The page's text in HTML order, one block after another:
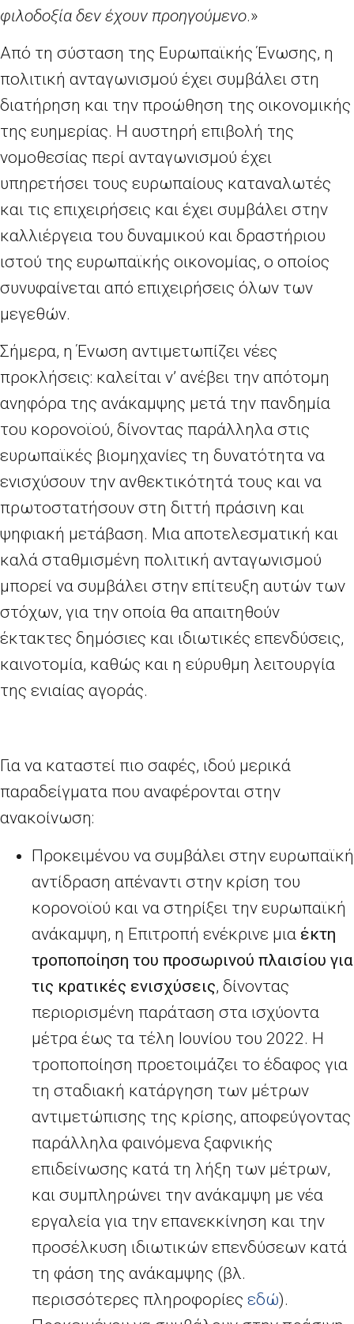
φιλοδοξία δεν έχουν προηγούμενο.»
Από τη σύσταση της Ευρωπαϊκής Ένωσης, η
πολιτική ανταγωνισμού έχει συμβάλει στη
διατήρηση και την προώθηση της οικονομικής
της ευημερίας. Η αυστηρή επιβολή της
νομοθεσίας περί ανταγωνισμού έχει
υπηρετήσει τους ευρωπαίους καταναλωτές
και τις επιχειρήσεις και έχει συμβάλει στην
καλλιέργεια του δυναμικού και δραστήριου
ιστού της ευρωπαϊκής οικονομίας, ο οποίος
συνυφαίνεται από επιχειρήσεις όλων των
μεγεθών.
Σήμερα, η Ένωση αντιμετωπίζει νέες
προκλήσεις: καλείται ν’ ανέβει την απότομη
ανηφόρα της ανάκαμψης μετά την πανδημία
του κορονοϊού, δίνοντας παράλληλα στις
ευρωπαϊκές βιομηχανίες τη δυνατότητα να
ενισχύσουν την ανθεκτικότητά τους και να
πρωτοστατήσουν στη διττή πράσινη και
ψηφιακή μετάβαση. Μια αποτελεσματική και
καλά σταθμισμένη πολιτική ανταγωνισμού
μπορεί να συμβάλει στην επίτευξη αυτών των
στόχων, για την οποία θα απαιτηθούν
έκτακτες δημόσιες και ιδιωτικές επενδύσεις,
καινοτομία, καθώς και η εύρυθμη λειτουργία
της ενιαίας αγοράς.
Για να καταστεί πιο σαφές, ιδού μερικά
παραδείγματα που αναφέρονται στην
ανακοίνωση:
Προκειμένου να συμβάλει στην ευρωπαϊκή
αντίδραση απέναντι στην κρίση του
κορονοϊού και να στηρίξει την ευρωπαϊκή
ανάκαμψη, η Επιτροπή ενέκρινε μια έκτη
τροποποίηση του προσωρινού πλαισίου για
τις κρατικές ενισχύσεις, δίνοντας
περιορισμένη παράταση στα ισχύοντα
μέτρα έως τα τέλη Ιουνίου του 2022. Η
τροποποίηση προετοιμάζει το έδαφος για
τη σταδιακή κατάργηση των μέτρων
αντιμετώπισης της κρίσης, αποφεύγοντας
παράλληλα φαινόμενα ξαφνικής
επιδείνωσης κατά τη λήξη των μέτρων,
και συμπληρώνει την ανάκαμψη με νέα
εργαλεία για την επανεκκίνηση και την
προσέλκυση ιδιωτικών επενδύσεων κατά
τη φάση της ανάκαμψης (βλ.
περισσότερες πληροφορίες εδώ).